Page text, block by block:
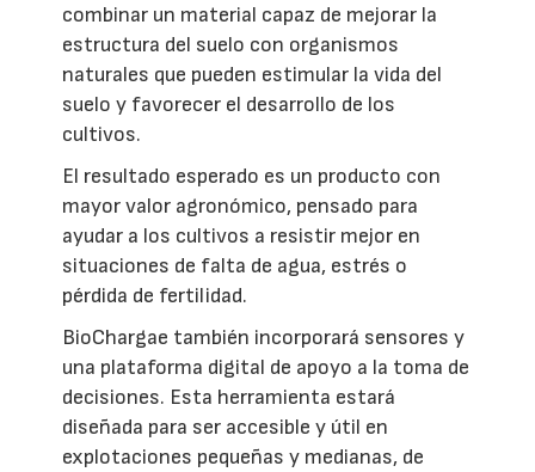
combinar un material capaz de mejorar la
estructura del suelo con organismos
naturales que pueden estimular la vida del
suelo y favorecer el desarrollo de los
cultivos.
El resultado esperado es un producto con
mayor valor agronómico, pensado para
ayudar a los cultivos a resistir mejor en
situaciones de falta de agua, estrés o
pérdida de fertilidad.
BioChargae también incorporará sensores y
una plataforma digital de apoyo a la toma de
decisiones. Esta herramienta estará
diseñada para ser accesible y útil en
explotaciones pequeñas y medianas, de